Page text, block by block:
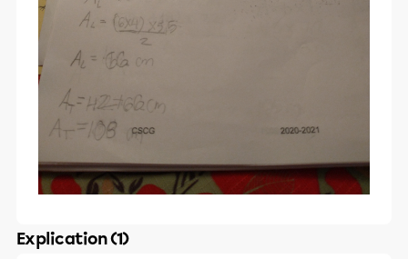
Explication (1)